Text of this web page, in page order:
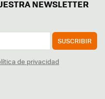
NEWSLETTER
SUSCRIBIR
de privacidad